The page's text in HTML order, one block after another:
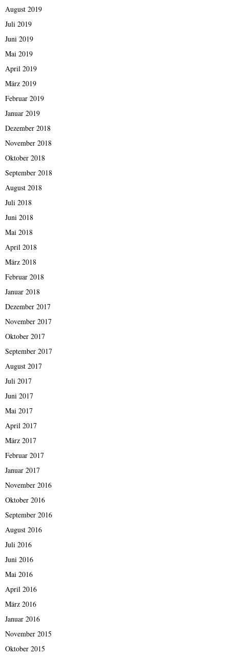
August 2019
Juli 2019
Juni 2019
Mai 2019
April 2019
März 2019
Februar 2019
Januar 2019
Dezember 2018
November 2018
Oktober 2018
September 2018
August 2018
Juli 2018
Juni 2018
Mai 2018
April 2018
März 2018
Februar 2018
Januar 2018
Dezember 2017
November 2017
Oktober 2017
September 2017
August 2017
Juli 2017
Juni 2017
Mai 2017
April 2017
März 2017
Februar 2017
Januar 2017
November 2016
Oktober 2016
September 2016
August 2016
Juli 2016
Juni 2016
Mai 2016
April 2016
März 2016
Januar 2016
November 2015
Oktober 2015